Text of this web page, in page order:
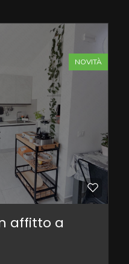
NOVITÀ
affitto a